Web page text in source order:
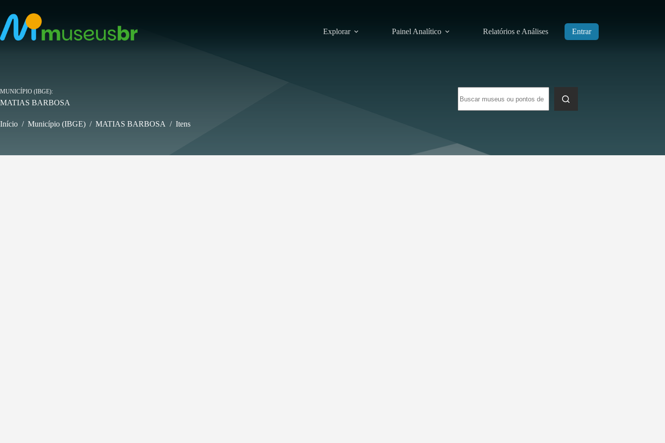
para
conteúdo
Explorar Painel Analítico Relatórios e Análises Entrar
resultados
MUNICÍPIO (IBGE)
MATIAS BARBOSA
Início / Município (IBGE) / MATIAS BARBOSA / Itens